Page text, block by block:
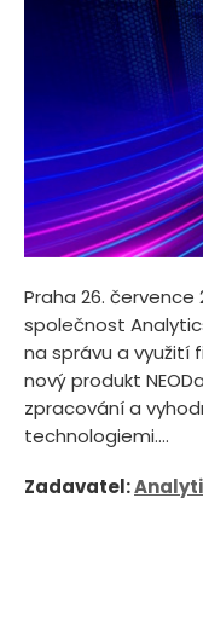
Praha 26. července
společnost
na správu a využití
nový produkt
zpracování a
technologiemi....
Zadavatel: